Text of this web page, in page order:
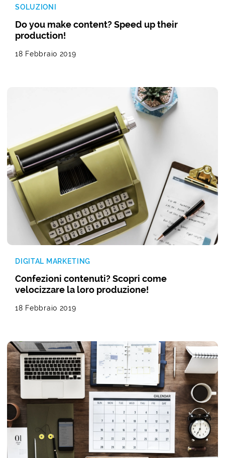
SOLUZIONI
Do you make content? Speed up their
production!
18 Febbraio 2019
DIGITAL MARKETING
Confezioni contenuti? Scopri come
velocizzare la loro produzione!
18 Febbraio 2019